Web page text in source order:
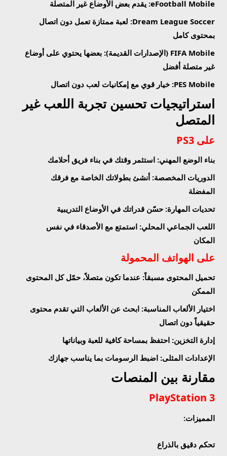
eFootball Mobile: يقدم بعض الأوضاع غير المتصلة
Dream League Soccer: لعبة ممتازة تعمل دون اتصال
بمحتوى كامل
FIFA Mobile (الإصدارات القديمة)
: بعضها يحتوي على أوضاع
غير متصلة أفضل
PES Mobile: خيار قوي مع إمكانيات لعب دون اتصال
استراتيجيات تحسين تجربة اللعب غير
المتصل
على PS3
بناء الوضع المهني: استثمر وقتك في بناء فريق أحلامك
الدوريات المخصصة: أنشئ بطولاتك الخاصة مع فرقك
المفضلة
تحديات المهارة: حسّن قدراتك في الأوضاع التدريبية
اللعب الجماعي المحلي: استمتع مع الأصدقاء في نفس
المكان
على الهواتف المحمولة
تحميل المحتوى مسبقاً: عندما تكون متصلاً، حمّل كل المحتوى
الممكن
اختيار الألعاب المناسبة: ابحث عن الألعاب التي تقدم محتوى
حقيقياً دون اتصال
إدارة التخزين: احتفظ بمساحة كافية للعبة وبياناتها
الإعدادات المثلى: اضبط الرسومات بما يناسب جهازك
مقارنة بين المنصات
PlayStation 3
المميزات:
تحكم دقيق بالذراع